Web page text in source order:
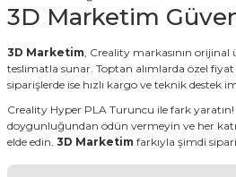
3D Marketim
3D Marketim, Creality markasının orijinal
teslimatla sunar. Toptan alımlarda özel fiyat
siparişlerde ise hızlı kargo ve teknik destek
Creality Hyper PLA Turuncu ile fark yaratın!
doygunluğundan ödün vermeyin ve her
elde edin. 3D Marketim farkıyla şimdi